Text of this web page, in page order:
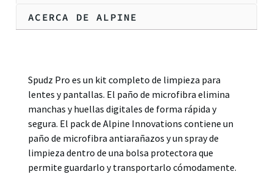
ACERCA DE ALPINE
Spudz Pro es un kit completo de limpieza para
lentes y pantallas. El paño de microfibra elimina
manchas y huellas digitales de forma rápida y
segura. El pack de Alpine Innovations contiene un
paño de microfibra antiarañazos y un spray de
limpieza dentro de una bolsa protectora que
permite guardarlo y transportarlo cómodamente.